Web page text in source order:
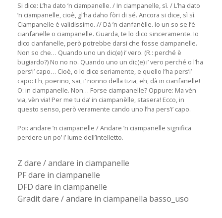
Si dice: L’ha dato ’n ciampanelle. / In ciampanelle, sì. / L’ha dato
’n ciampanelle, cioè, gl’ha daho fòri di sé. Ancora si dice, sì sì.
Ciampanelle è validissimo. // Dà ’n cianfanèlle. Io un so se l’è
cianfanelle o ciampanelle. Guarda, te lo dico sinceramente. Io
dico cianfanelle, però potrebbe darsi che fosse ciampanelle.
Non so che… Quando uno un dic(e) i’ vero. (R.: perché è
bugiardo?) No no no. Quando uno un dic(e) i’ vero perché o l’ha
pers’i’ capo… Cioè, o lo dice seriamente, e quello l’ha pers’i’
capo: Eh, poerino, sai, i’ nonno della tizia, eh, dà in cianfanelle!
O: in ciampanelle. Non… Forse ciampanelle? Oppure: Ma vèn
via, vèn via! Per me tu da’ in ciampanèlle, stasera! Ecco, in
questo senso, però veramente cando uno l’ha pers’i’ capo.
Poi: andare ’n ciampanelle / Andare ’n ciampanelle significa
perdere un po’ i’ lume dell’intelletto.
Z dare / andare in ciampanelle
PF dare in ciampanelle
DFD dare in ciampanelle
Gradit dare / andare in ciampanella basso_uso